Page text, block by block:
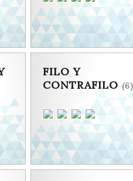
FILO Y
CONTRAFILO (6)